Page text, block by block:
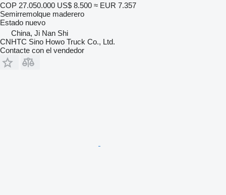
COP 27.050.000 US$ 8.500 ≈ EUR 7.357
Semirremolque maderero
Estado nuevo
China, Ji Nan Shi
CNHTC Sino Howo Truck Co., Ltd.
Contacte con el vendedor